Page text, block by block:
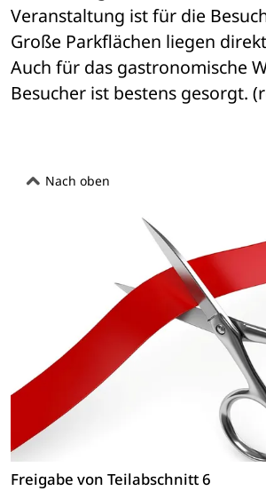
Veranstaltung ist für die
Große Parkflächen liegen
Auch für das gastronomische
Besucher ist bestens gesorgt.
Nach oben
Freigabe von Teilabschnitt 6